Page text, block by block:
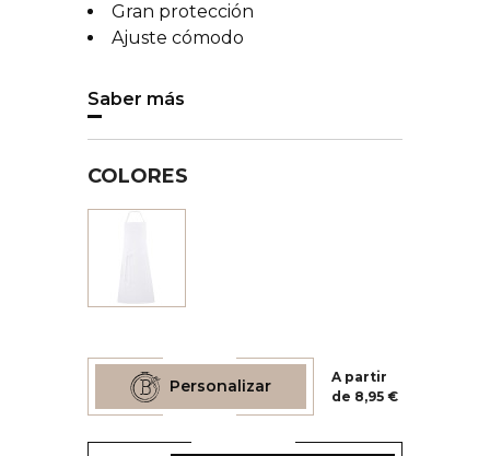
Gran protección
Ajuste cómodo
Saber más
COLORES
Personalizar
A partir
de 8,95 €